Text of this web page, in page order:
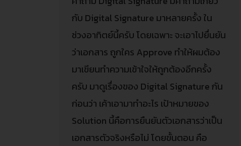
กับ Digital Signature มาหลายครั้ง ใน
ช่วงอาทิตย์นี้ครับ โดยเฉพาะ จะเอาไปยื่นยัน
ว่าเอกสาร ถูกใคร Approve ทำให้ผมต้อง
มาเขียนทำความเข้าใจให้ถูกต้องอีกครั้ง
ครับ มาดูเรื่องของ Digital Signature กัน
ก่อนว่า เค้าเอามาทำอะไร เป้าหมายของ
Solution นี้คือการยืนยันตัวเอกสารว่าเป็น
เอกสารตัวจริงหรือไม่ โดยขั้นตอน คือ